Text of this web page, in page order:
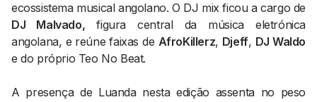
ecossistema musical angolano. O DJ mix ficou a cargo de
DJ Malvado, figura central da música eletrónica
angolana, e reúne faixas de AfroKillerz, Djeff, DJ Waldo
e do próprio Teo No Beat.
A presença de Luanda nesta edição assenta no peso